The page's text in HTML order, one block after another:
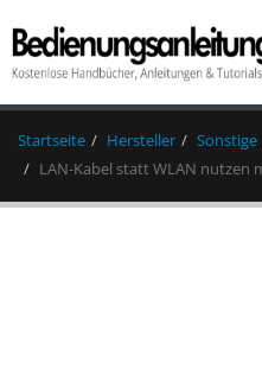
Startseite Hersteller Sonstige
LAN-Kabel statt WLAN nutzen